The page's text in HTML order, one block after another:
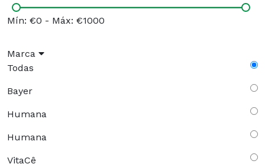
Mín: €0 - Máx: €1000
Marca
Todas
Bayer
Humana
Humana
VitaCê